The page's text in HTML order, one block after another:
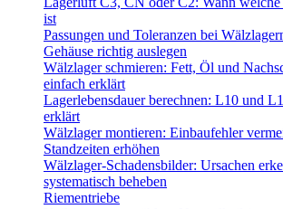
ist
Passungen und Toleranzen bei
Gehäuse richtig auslegen
Wälzlager schmieren: Fett, Öl und
einfach erklärt
Lagerlebensdauer berechnen: L10 und
erklärt
Wälzlager montieren: Einbaufehler
Standzeiten erhöhen
Wälzlager-Schadensbilder: Ursachen
systematisch beheben
Riementriebe